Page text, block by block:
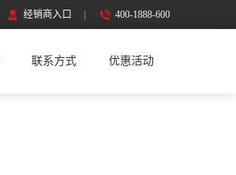
经销商入口 400-1888-600
联系方式 优惠活动